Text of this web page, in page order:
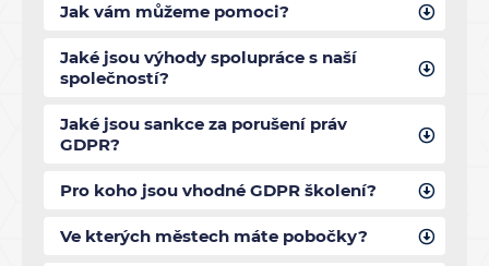
Jak vám můžeme pomoci?
Jaké jsou výhody spolupráce s naší
společností?
Jaké jsou sankce za porušení práv
GDPR?
Pro koho jsou vhodné GDPR školení?
Ve kterých městech máte pobočky?